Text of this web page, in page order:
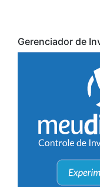
Gerenciador de